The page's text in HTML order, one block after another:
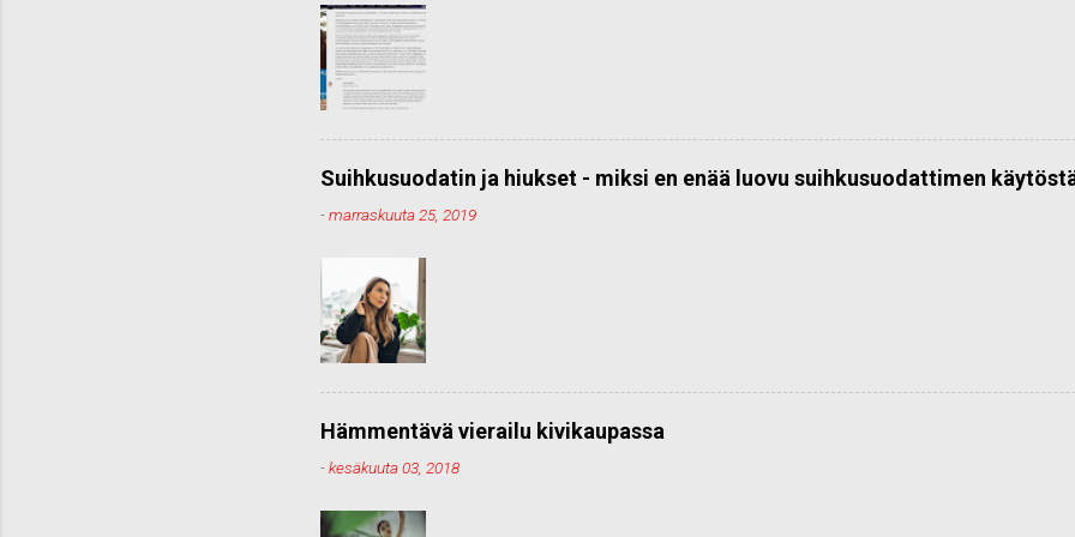
Suihkusuodatin ja hiukset - miksi en enää luovu suihkusuodattimen
-marraskuuta 25, 2019
Hämmentävä vierailu kivikaupassa
-kesäkuuta 03, 2018